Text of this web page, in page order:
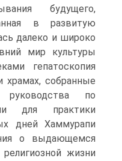
будущего,
в разви­тую
далеко и широко
мир культуры
гепатоскопия
храмах, собранные
по
для практики
дней Хаммурапи
о выдающемся
жизни